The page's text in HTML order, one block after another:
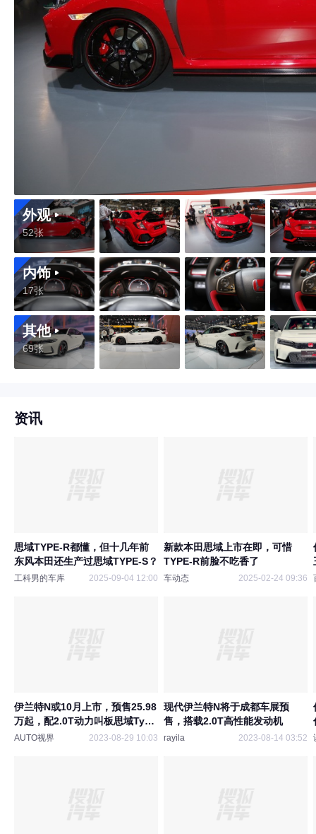
外观
52张
内饰
17张
其他
69张
资讯
思域TYPE-R都懂，但十几年前
东风本田还生产过思域TYPE-S？
工科男的车库 2025-09-04 12:00
新款本田思域上市在即，可惜
TYPE-R前脸不吃香了
车动态 2025-02-24 09:36
伊兰特N或10月上市，预售25.98
万起，配2.0T动力叫板思域Type
R
AUTO视界 2023-08-29 10:03
现代伊兰特N将于成都车展预
售，搭载2.0T高性能发动机
rayila 2023-08-14 03:52